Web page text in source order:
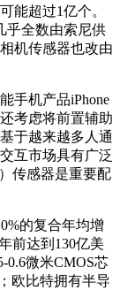
能超过1亿个。
乎全数由索尼供
机传感器也改由
手机产品iPhone
考虑将前置辅助
于越来越多人通
互市场具有广泛
传感器是重要配
的复合年均增
前达到130亿美
0.6微米CMOS芯
欧比特拥有半导